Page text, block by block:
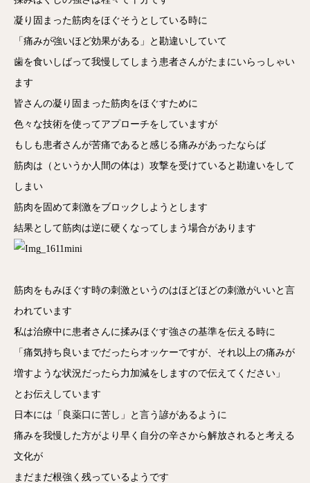
凝り固まった筋肉をほぐそうとしている時に
「痛みが強いほど効果がある」と勘違いしていて
歯を食いしばって我慢してしまう患者さんがたまにいらっしゃい
ます
皆さんの凝り固まった筋肉をほぐすために
色々な技術を使ってアプローチをしていますが
もしも患者さんが苦痛であると感じる痛みがあったならば
筋肉は（というか人間の体は）攻撃を受けていると勘違いをして
しまい
筋肉を固めて刺激をブロックしようとします
結果として筋肉は逆に硬くなってしまう場合があります
筋肉をもみほぐす時の刺激というのはほどほどの刺激がいいと言
われています
私は治療中に患者さんに揉みほぐす強さの基準を伝える時に
「痛気持ち良いまでだったらオッケーですが、それ以上の痛みが
増すような状況だったら力加減をしますので伝えてください」
とお伝えしています
日本には「良薬口に苦し」と言う諺があるように
痛みを我慢した方がより早く自分の辛さから解放されると考える
文化が
まだまだ根強く残っているようです